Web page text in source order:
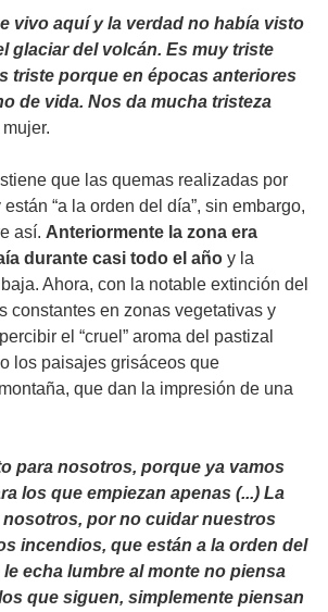
vivo aquí y la verdad no había visto
glaciar del volcán. Es muy triste
triste porque en épocas anteriores
de vida. Nos da mucha tristeza
que las quemas realizadas por
“a la orden del día”, sin embargo,
así. Anteriormente la zona era
durante casi todo el año y la
Ahora, con la notable extinción del
constantes en zonas vegetativas y
el “cruel” aroma del pastizal
los paisajes grisáceos que
que dan la impresión de una
para nosotros, porque ya vamos
los que empiezan apenas (...) La
por no cuidar nuestros
incendios, que están a la orden del
echa lumbre al monte no piensa
que siguen, simplemente piensan